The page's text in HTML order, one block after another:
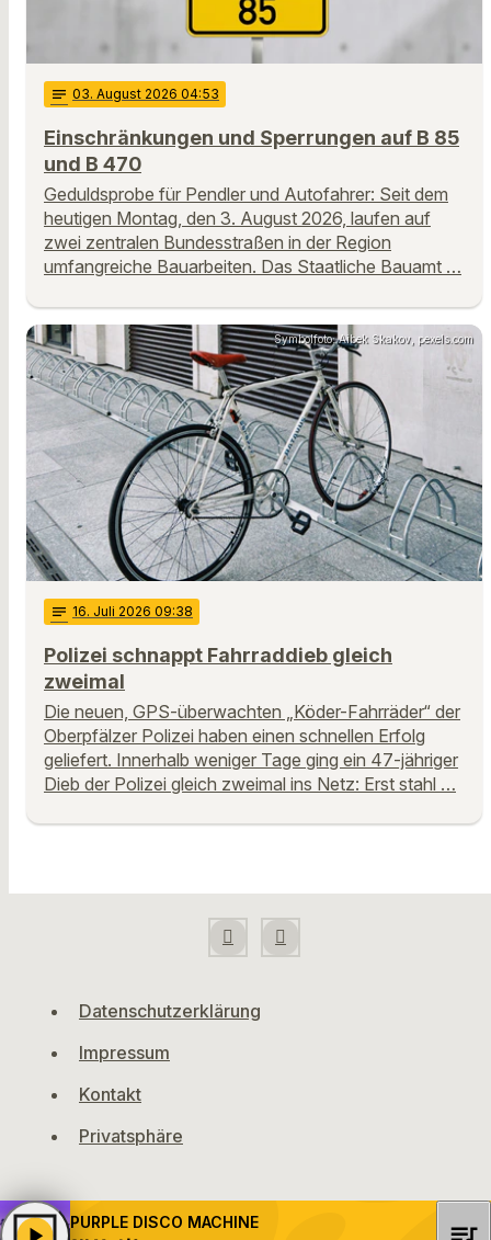
notes 03. August 2026 04:53
Einschränkungen und Sperrungen auf B 85
und B 470
Geduldsprobe für Pendler und Autofahrer: Seit dem
heutigen Montag, den 3. August 2026, laufen auf
zwei zentralen Bundesstraßen in der Region
umfangreiche Bauarbeiten. Das Staatliche Bauamt …
Symbolfoto: Aibek Skakov, pexels.com
notes 16. Juli 2026 09:38
Polizei schnappt Fahrraddieb gleich
zweimal
Die neuen, GPS-überwachten „Köder-Fahrräder“ der
Oberpfälzer Polizei haben einen schnellen Erfolg
geliefert. Innerhalb weniger Tage ging ein 47-jähriger
Dieb der Polizei gleich zweimal ins Netz: Erst stahl …
Datenschutzerklärung
Impressum
Kontakt
Privatsphäre
PURPLE DISCO MACHINE